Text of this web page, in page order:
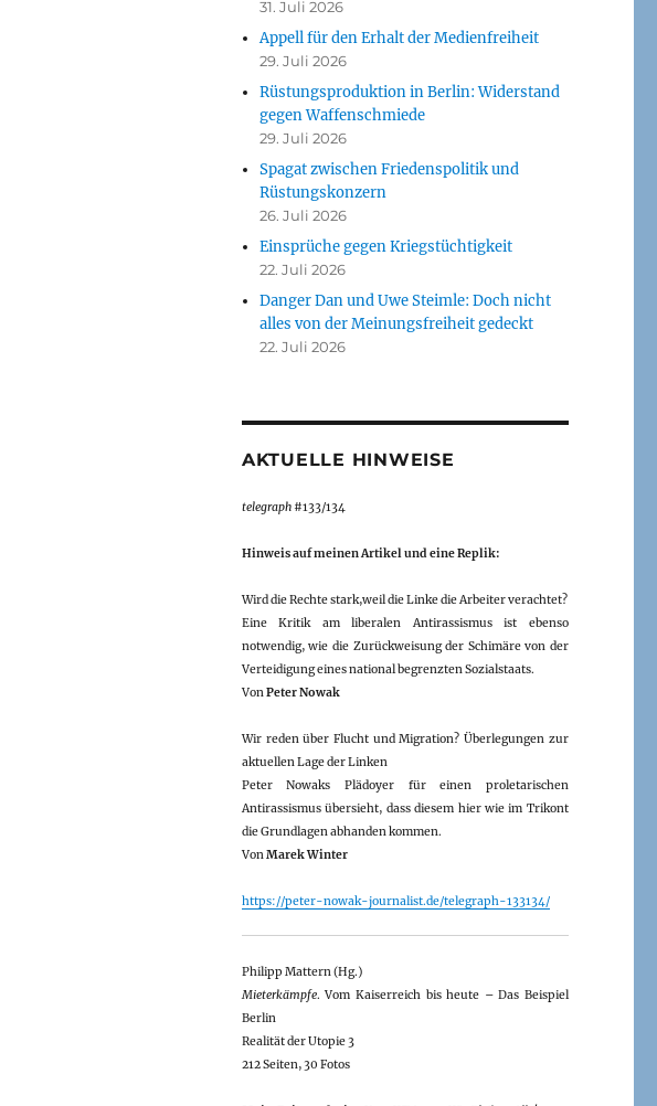
31. Juli 2026
Appell für den Erhalt der Medienfreiheit
29. Juli 2026
Rüstungsproduktion in Berlin: Widerstand
gegen Waffenschmiede
29. Juli 2026
Spagat zwischen Friedenspolitik und
Rüstungskonzern
26. Juli 2026
Einsprüche gegen Kriegstüchtigkeit
22. Juli 2026
Danger Dan und Uwe Steimle: Doch nicht
alles von der Meinungsfreiheit gedeckt
22. Juli 2026
AKTUELLE HINWEISE
telegraph#133/134
Hinweis auf meinen Artikel und eine Replik:
Wird die Rechte stark,weil die Linke die Arbeiter verachtet?
Eine Kritik am liberalen Antirassismus ist ebenso
notwendig, wie die Zurückweisung der Schimäre von der
Verteidigung eines national begrenzten Sozialstaats.
VonPeter Nowak
Wir reden über Flucht und Migration? Überlegungen zur
aktuellen Lage der Linken
Peter Nowaks Plädoyer für einen proletarischen
Antirassismus übersieht, dass diesem hier wie im Trikont
die Grundlagen abhanden kommen.
VonMarek Winter
https://peter-nowak-journalist.de/telegraph-133134/
Philipp Mattern (Hg.)
Mieterkämpfe. Vom Kaiserreich bis heute – Das Beispiel
Berlin
Realität der Utopie 3
212 Seiten, 30 Fotos